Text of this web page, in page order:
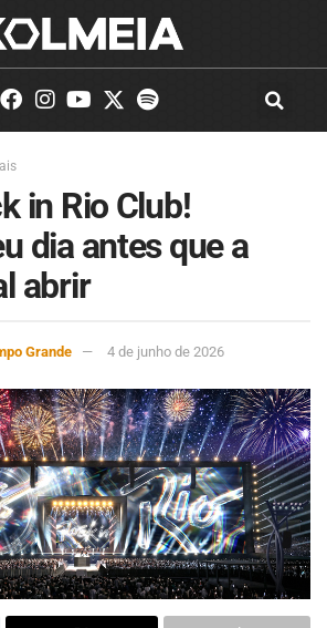
in Rio Club!
dia antes que a
abrir
Grande 4 de junho de 2026